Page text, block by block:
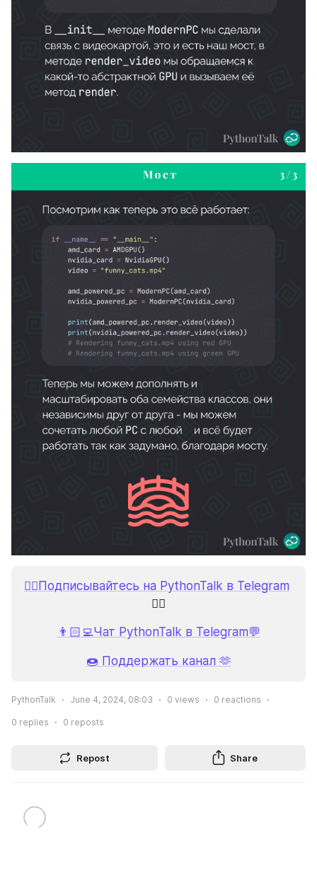
👉🏻Подписывайтесь на PythonTalk в Telegram
👈🏻
👨🏻‍💻Чат PythonTalk в Telegram💬
🍩 Поддержать канал 🫶
PythonTalk June 4, 2024, 08:03 0 views 0 reactions
0 replies 0 reposts
Repost Share